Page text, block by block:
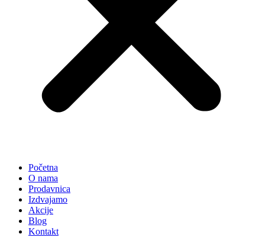
Početna
O nama
Prodavnica
Izdvajamo
Akcije
Blog
Kontakt